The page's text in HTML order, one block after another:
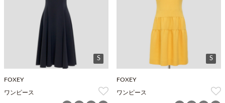
S
FOXEY
ワンピース
S
FOXEY
ワンピース